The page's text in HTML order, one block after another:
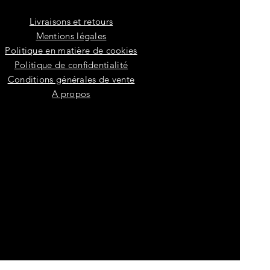
Livraisons et retours
Mentions légales
Politique en matière de cookies
Politique de confidentialité
Conditions générales de vente
A propos